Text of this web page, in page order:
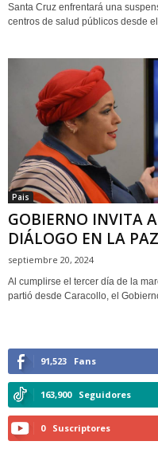
Santa Cruz enfrentará una
centros de salud públicos desde
Pais
GOBIERNO INVITA
DIÁLOGO EN LA
septiembre 20, 2024
Al cumplirse el tercer día de la
partió desde Caracollo, el
91,523 Fans
163,900 Seguidores
0 Suscriptores